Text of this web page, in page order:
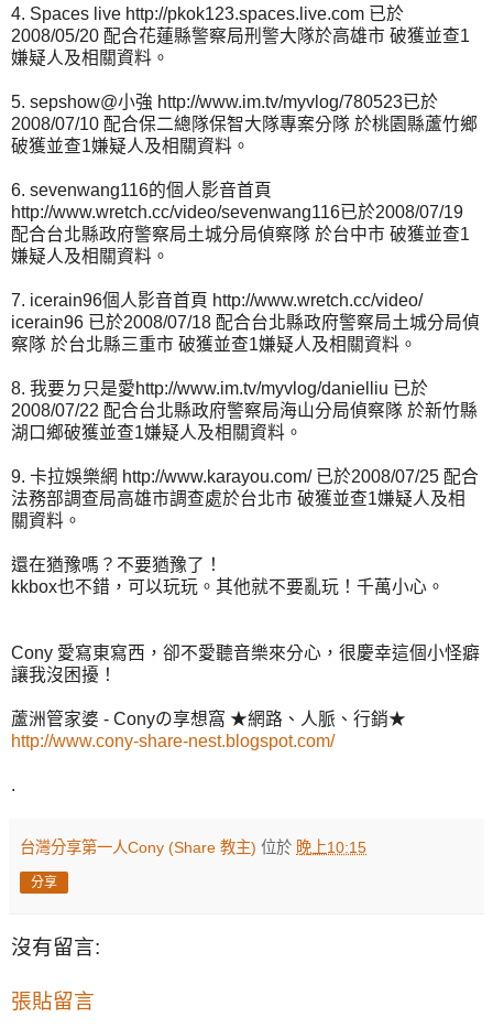
4. Spaces live http://pkok123.spaces.live.com 已於
2008/05/20 配合花蓮縣警察局刑警大隊於高雄市 破獲並查1
嫌疑人及相關資料。
5. sepshow@小強 http://www.im.tv/myvlog/780523已於
2008/07/10 配合保二總隊保智大隊專案分隊 於桃園縣蘆竹鄉
破獲並查1嫌疑人及相關資料。
6. sevenwang116的個人影音首頁
http://www.wretch.cc/video/sevenwang116已於2008/07/19
配合台北縣政府警察局土城分局偵察隊 於台中市 破獲並查1
嫌疑人及相關資料。
7. icerain96個人影音首頁 http://www.wretch.cc/video/
icerain96 已於2008/07/18 配合台北縣政府警察局土城分局偵
察隊 於台北縣三重市 破獲並查1嫌疑人及相關資料。
8. 我要ㄉ只是愛http://www.im.tv/myvlog/danielliu 已於
2008/07/22 配合台北縣政府警察局海山分局偵察隊 於新竹縣
湖口鄉破獲並查1嫌疑人及相關資料。
9. 卡拉娛樂網 http://www.karayou.com/ 已於2008/07/25 配合
法務部調查局高雄市調查處於台北市 破獲並查1嫌疑人及相
關資料。
還在猶豫嗎？不要猶豫了！
kkbox也不錯，可以玩玩。其他就不要亂玩！千萬小心。
Cony 愛寫東寫西，卻不愛聽音樂來分心，很慶幸這個小怪癖
讓我沒困擾！
蘆洲管家婆 - Conyの享想窩 ★網路、人脈、行銷★
http://www.cony-share-nest.blogspot.com/
.
台灣分享第一人Cony (Share 教主) 位於 晚上10:15
分享
沒有留言:
張貼留言